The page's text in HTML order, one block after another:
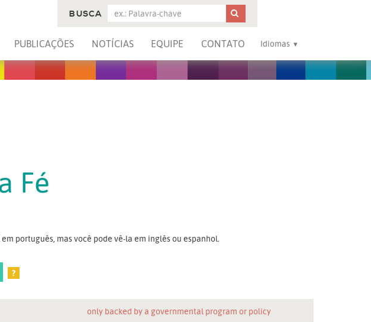
PUBLICAÇÕES NOTÍCIAS EQUIPE CONTATO Idiomas
BUSCA
Fé
português, mas você pode vê-la em inglês ou espanhol.
?
only backed by a governmental program or policy